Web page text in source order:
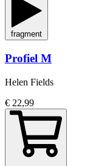
fragment
Profiel M
Helen Fields
€ 22,99